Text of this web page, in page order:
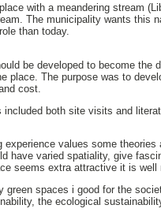
with a meandering stream
The municipality wants this
than today.
be developed to become
place. The purpose was to
cost.
both site visits and
experience values some
have varied spatiality, give
seems extra attractive it is
green spaces i good for the
the ecological